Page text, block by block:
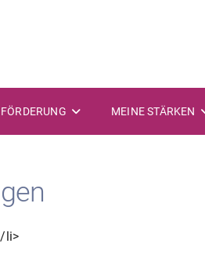
FÖRDERUNG MEINE STÄRKEN
li>